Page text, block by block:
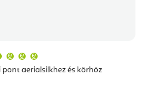
aerialsilkhez és körhöz
átlagos
értékelése